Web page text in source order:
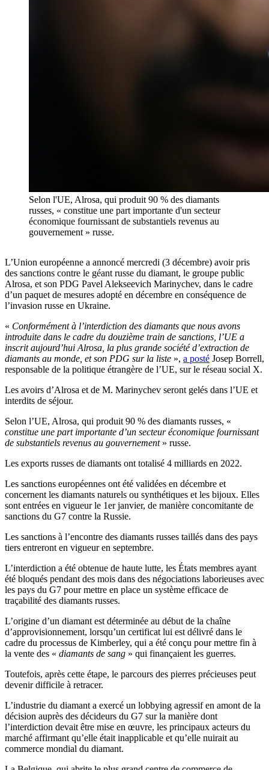
Selon l'UE, Alrosa, qui produit 90 % des diamants
russes, « constitue une part importante d'un secteur
économique fournissant de substantiels revenus au
gouvernement » russe.
L’Union européenne a annoncé mercredi (3 décembre) avoir pris
des sanctions contre le géant russe du diamant, le groupe public
Alrosa, et son PDG Pavel Alekseevich Marinychev, dans le cadre
d’un paquet de mesures adopté en décembre en conséquence de
l’invasion russe en Ukraine.
« Conformément à l’interdiction des diamants que nous avons
introduite dans le cadre du douzième train de sanctions, l’UE a
inscrit aujourd’hui Alrosa, la plus grande société d’extraction de
diamants au monde, et son PDG sur la liste », a posté Josep Borrell,
responsable de la politique étrangère de l’UE, sur le réseau social X.
Les avoirs d’Alrosa et de M. Marinychev seront gelés dans l’UE et
interdits de séjour.
Selon l’UE, Alrosa, qui produit 90 % des diamants russes, «
constitue une part importante d’un secteur économique fournissant
de substantiels revenus au gouvernement » russe.
Les exports russes de diamants ont totalisé 4 milliards en 2022.
Les sanctions européennes ont été validées en décembre et
concernent les diamants naturels ou synthétiques et les bijoux. Elles
sont entrées en vigueur le 1er janvier, de manière concomitante de
sanctions du G7 contre la Russie.
Les sanctions à l’encontre des diamants russes taillés dans des pays
tiers entreront en vigueur en septembre.
L’interdiction a été obtenue de haute lutte, les États membres ayant
été bloqués pendant des mois dans des négociations laborieuses avec
les pays du G7 pour mettre en place un système efficace de
traçabilité des diamants russes.
L’origine d’un diamant est déterminée au début de la chaîne
d’approvisionnement, lorsqu’un certificat lui est délivré dans le
cadre du processus de Kimberley, qui a été conçu pour mettre fin à
la vente des « diamants de sang » qui finançaient les guerres.
Toutefois, après cette étape, le parcours des pierres précieuses peut
devenir difficile à retracer.
L’industrie du diamant a exercé un lobbying agressif en amont de la
décision auprès des décideurs du G7 sur la manière dont
l’interdiction devait être mise en œuvre, les principaux acteurs du
marché affirmant qu’elle était inapplicable et qu’elle nuirait au
commerce mondial du diamant.